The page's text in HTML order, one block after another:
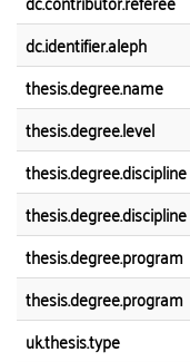
dc.identifier.aleph
thesis.degree.name
thesis.degree.level
thesis.degree.discipline
thesis.degree.discipline
thesis.degree.program
thesis.degree.program
uk.thesis.type